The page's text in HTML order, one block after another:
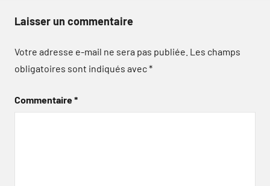
Laisser un commentaire
Votre adresse e-mail ne sera pas publiée. Les champs
obligatoires sont indiqués avec*
Commentaire*